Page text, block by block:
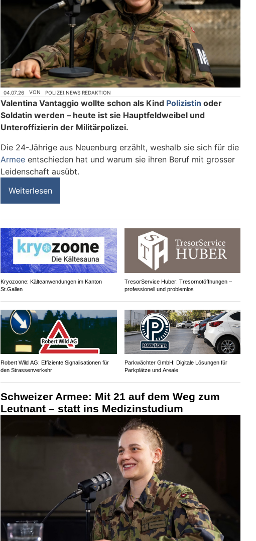
04.07.26 VON POLIZEI.NEWS REDAKTION
Valentina Vantaggio wollte schon als Kind Polizistin oder
Soldatin werden – heute ist sie Hauptfeldweibel und
Unteroffizierin der Militärpolizei.
Die 24-Jährige aus Neuenburg erzählt, weshalb sie sich für die
Armee entschieden hat und warum sie ihren Beruf mit grosser
Leidenschaft ausübt.
Weiterlesen
Kryozoone: Kälteanwendungen im Kanton
St.Gallen
TresorService Huber: Tresornotöffnungen –
professionell und problemlos
Robert Wild AG: Effiziente Signalisationen für
den Strassenverkehr
Parkwächter GmbH: Digitale Lösungen für
Parkplätze und Areale
Schweizer Armee: Mit 21 auf dem Weg zum
Leutnant – statt ins Medizinstudium